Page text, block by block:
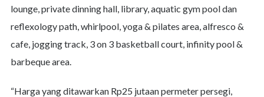
lounge, private dinning hall, library, aquatic gym pool dan
reflexology path, whirlpool, yoga & pilates area, alfresco &
cafe, jogging track, 3 on 3 basketball court, infinity pool &
barbeque area.
“Harga yang ditawarkan Rp25 jutaan permeter persegi,